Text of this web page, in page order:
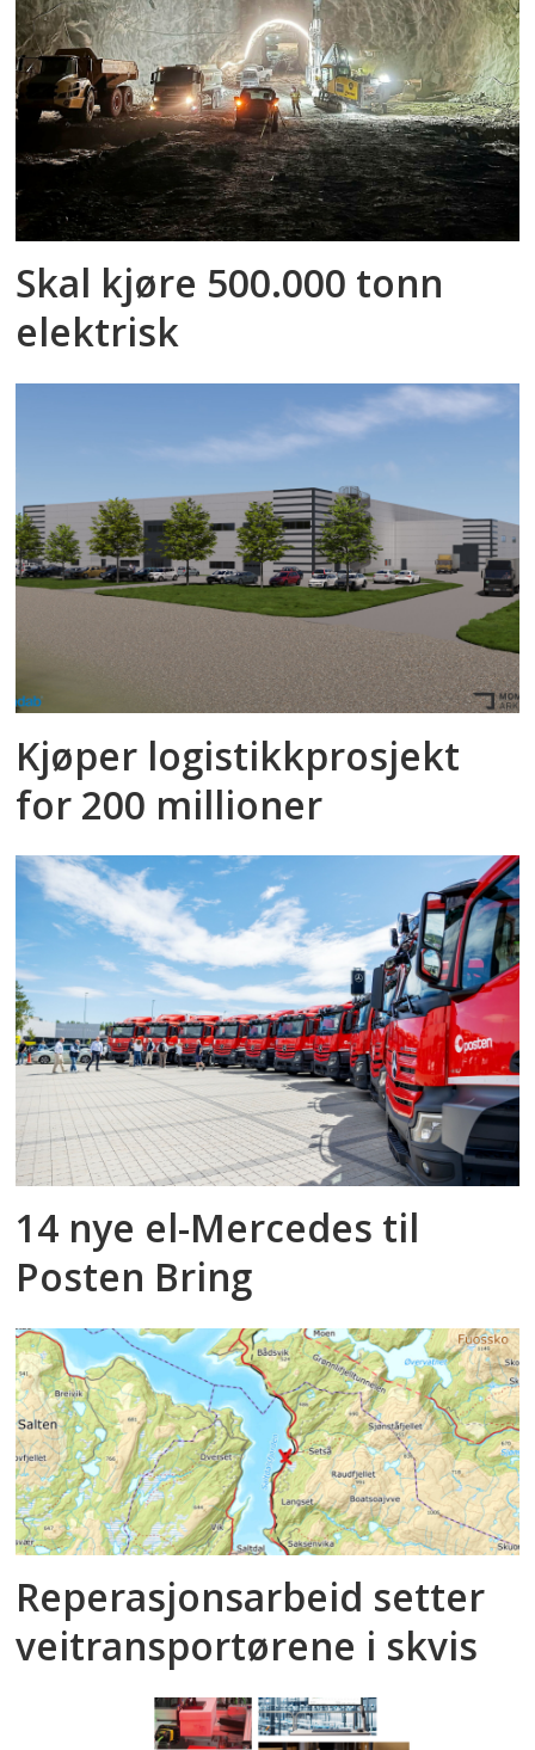
Skal kjøre 500.000 tonn
elektrisk
Kjøper logistikkprosjekt
for 200 millioner
14 nye el-Mercedes til
Posten Bring
Reperasjonsarbeid setter
veitransportørene i skvis